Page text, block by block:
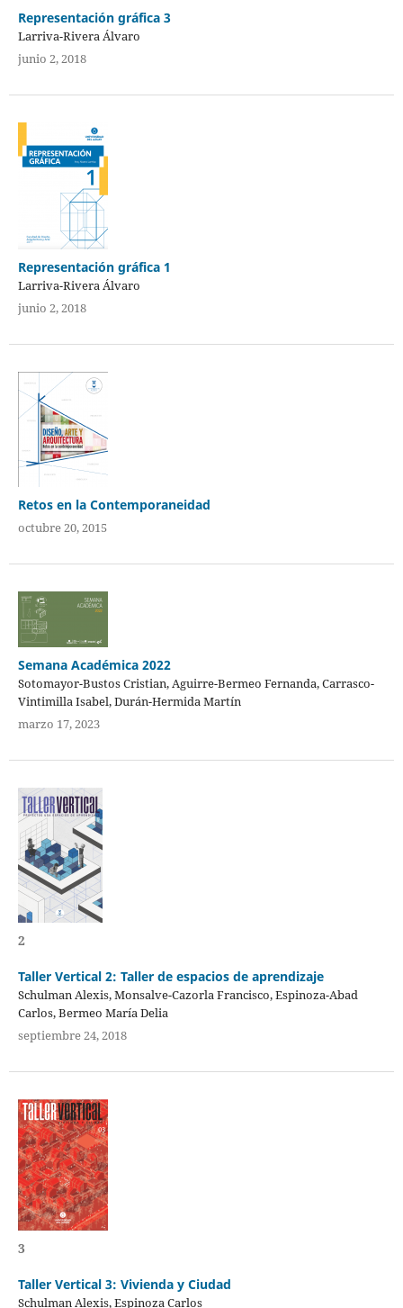
Representación gráfica 3
Larriva-Rivera Álvaro
junio 2, 2018
Representación gráfica 1
Larriva-Rivera Álvaro
junio 2, 2018
Retos en la Contemporaneidad
octubre 20, 2015
Semana Académica 2022
Sotomayor-Bustos Cristian, Aguirre-Bermeo Fernanda, Carrasco-
Vintimilla Isabel, Durán-Hermida Martín
marzo 17, 2023
2
Taller Vertical 2: Taller de espacios de aprendizaje
Schulman Alexis, Monsalve-Cazorla Francisco, Espinoza-Abad
Carlos, Bermeo María Delia
septiembre 24, 2018
3
Taller Vertical 3: Vivienda y Ciudad
Schulman Alexis, Espinoza Carlos